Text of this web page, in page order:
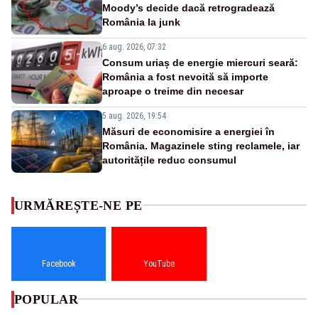
Moody’s decide dacă retrogradează
România la junk
6 aug. 2026, 07:32
Consum uriaș de energie miercuri seară:
România a fost nevoită să importe
aproape o treime din necesar
5 aug. 2026, 19:54
Măsuri de economisire a energiei în
România. Magazinele sting reclamele, iar
autoritățile reduc consumul
URMĂREȘTE-NE PE
Facebook YouTube
POPULAR